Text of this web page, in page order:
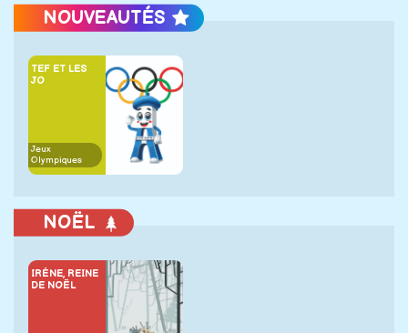
NOUVEAUTÉS
TEF ET LES
JO
Jeux
Olympiques
NOËL
IRÈNE, REINE
DE NOËL